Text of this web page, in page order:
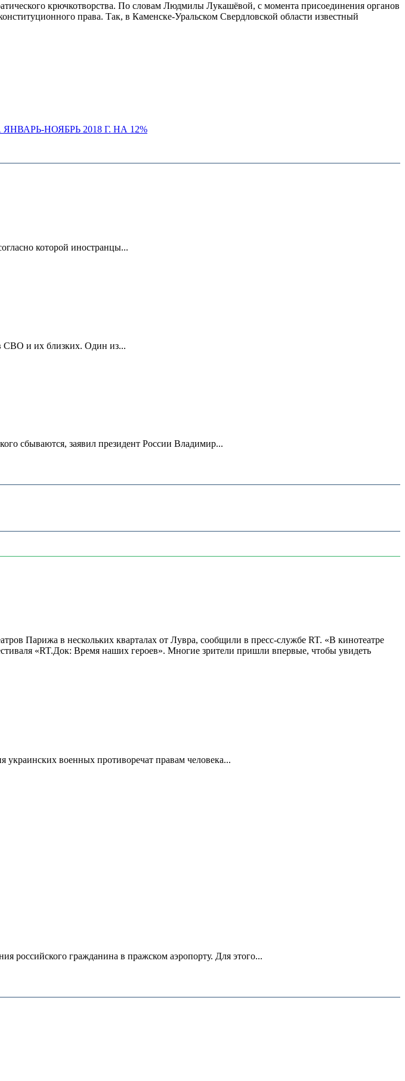
крючкотворства. По словам Людмилы Лукашёвой, с момента присоединения органов
права. Так, в Каменске-Уральском Свердловской области известный
НОЯБРЬ 2018 Г. НА 12%
которой иностранцы...
СВО и их близких. Один из...
сбываются, заявил президент России Владимир...
Парижа в нескольких кварталах от Лувра, сообщили в пресс-службе RT. «В кинотеатре
«RT.Док: Время наших героев». Многие зрители пришли впервые, чтобы увидеть
военных противоречат правам человека...
российского гражданина в пражском аэропорту. Для этого...